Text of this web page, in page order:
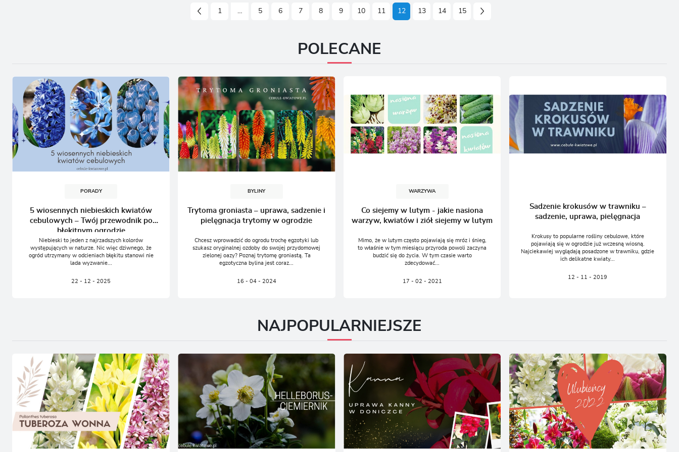
1 5 6 7 8 9 10 11 12 13 14 15
POLECANE
PORADY
5 wiosennych niebieskich kwiatów
cebulowych – Twój przewodnik po
błękitnym ogrodzie
Niebieski to jeden z najrzadszych kolorów
występujących w naturze. Nic więc dziwnego, że
ogród utrzymany w odcieniach błękitu stanowi nie
lada wyzwanie...
22 - 12 - 2025
BYLINY
Trytoma groniasta – uprawa, sadzenie i
pielęgnacja trytomy w ogrodzie
Chcesz wprowadzić do ogrodu trochę egzotyki lub
szukasz oryginalnej ozdoby do swojej przydomowej
zielonej oazy? Poznaj trytomę groniastą. Ta
egzotyczna bylina jest coraz...
16 - 04 - 2024
WARZYWA
Co siejemy w lutym - jakie nasiona
warzyw, kwiatów i ziół siejemy w lutym
Mimo, że w lutym często pojawiają się mróz i śnieg,
to właśnie w tym miesiącu przyroda powoli zaczyna
budzić się do życia. W tym czasie warto
zdecydować...
17 - 02 - 2021
Sadzenie krokusów w trawniku –
sadzenie, uprawa, pielęgnacja
Krokusy to popularne rośliny cebulowe, które
pojawiają się w ogrodzie już wczesną wiosną.
Najciekawiej wyglądają posadzone w trawniku, gdzie
ich delikatne kwiaty...
12 - 11 - 2019
NAJPOPULARNIEJSZE